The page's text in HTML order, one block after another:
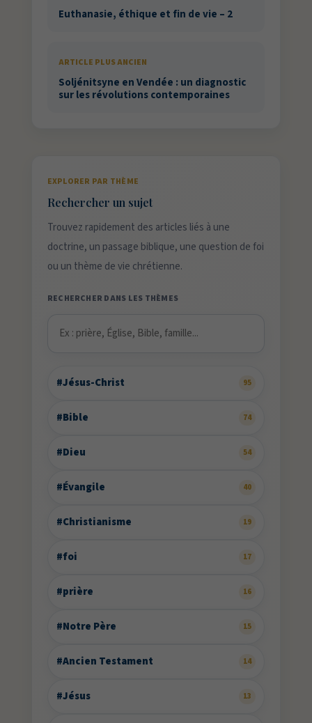
Euthanasie, éthique et fin de vie – 2
ARTICLE PLUS ANCIEN
Soljénitsyne en Vendée : un diagnostic
sur les révolutions contemporaines
EXPLORER PAR THÈME
Rechercher un sujet
Trouvez rapidement des articles liés à une
doctrine, un passage biblique, une question de foi
ou un thème de vie chrétienne.
RECHERCHER DANS LES THÈMES
#Jésus-Christ 95
#Bible 74
#Dieu 54
#Évangile 40
#Christianisme 19
#foi 17
#prière 16
#Notre Père 15
#Ancien Testament 14
#Jésus 13